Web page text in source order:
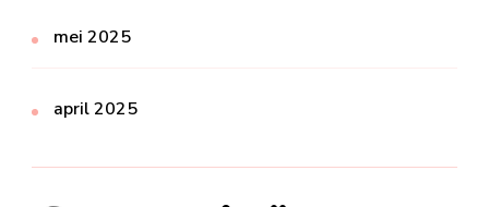
mei 2025
april 2025